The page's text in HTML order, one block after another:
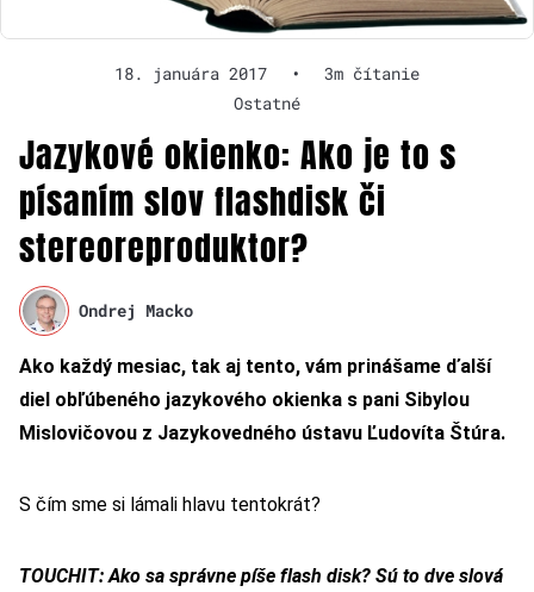
18. januára 2017 •
3m čítanie
Ostatné
Jazykové okienko: Ako je to s
písaním slov flashdisk či
stereoreproduktor?
Ondrej Macko
Ako každý mesiac, tak aj tento, vám prinášame ďalší
diel obľúbeného jazykového okienka s pani Sibylou
Mislovičovou z Jazykovedného ústavu Ľudovíta Štúra.
S čím sme si lámali hlavu tentokrát?
TOUCHIT: Ako sa správne píše flash disk? Sú to dve slová